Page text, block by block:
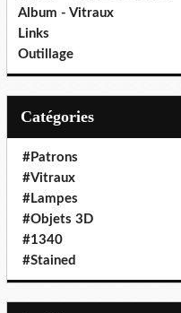
Album - Vitraux
Links
Outillage
Catégories
#Patrons
#Vitraux
#Lampes
#Objets 3D
#1340
#Stained